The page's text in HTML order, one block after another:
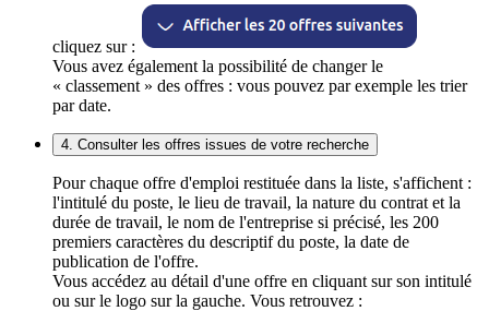
cliquez sur :
Vous avez également la possibilité de changer le
« classement » des offres : vous pouvez par exemple les trier
par date.
4. Consulter les offres issues de votre recherche
Pour chaque offre d'emploi restituée dans la liste, s'affichent :
l'intitulé du poste, le lieu de travail, la nature du contrat et la
durée de travail, le nom de l'entreprise si précisé, les 200
premiers caractères du descriptif du poste, la date de
publication de l'offre.
Vous accédez au détail d'une offre en cliquant sur son intitulé
ou sur le logo sur la gauche. Vous retrouvez :